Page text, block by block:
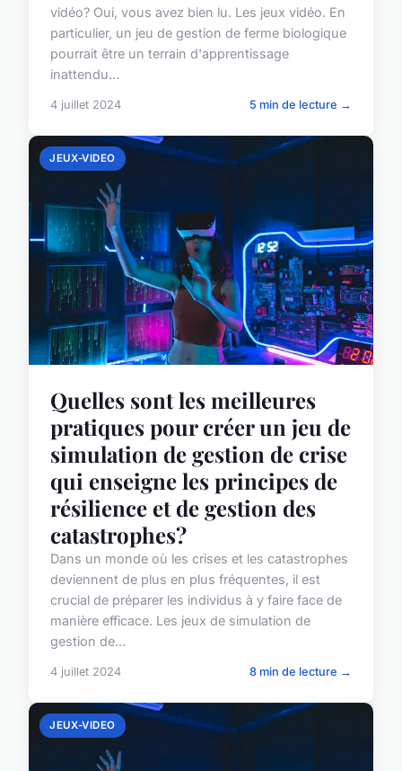
vidéo? Oui, vous avez bien lu. Les jeux vidéo. En
particulier, un jeu de gestion de ferme biologique
pourrait être un terrain d'apprentissage
inattendu...
4 juillet 2024 5 min de lecture →
JEUX-VIDEO
Quelles sont les meilleures
pratiques pour créer un jeu de
simulation de gestion de crise
qui enseigne les principes de
résilience et de gestion des
catastrophes?
Dans un monde où les crises et les catastrophes
deviennent de plus en plus fréquentes, il est
crucial de préparer les individus à y faire face de
manière efficace. Les jeux de simulation de
gestion de...
4 juillet 2024 8 min de lecture →
JEUX-VIDEO